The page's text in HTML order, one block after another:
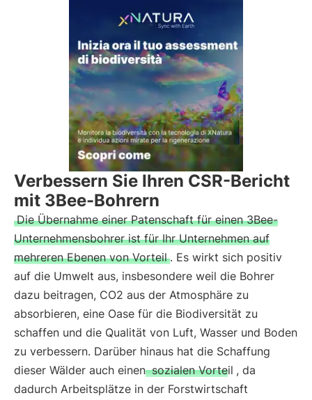
Verbessern Sie Ihren CSR-Bericht
mit 3Bee-Bohrern
Die Übernahme einer Patenschaft für einen 3Bee-
Unternehmensbohrer ist für Ihr Unternehmen auf
mehreren Ebenen von Vorteil . Es wirkt sich positiv
auf die Umwelt aus, insbesondere weil die Bohrer
dazu beitragen, CO2 aus der Atmosphäre zu
absorbieren, eine Oase für die Biodiversität zu
schaffen und die Qualität von Luft, Wasser und Boden
zu verbessern. Darüber hinaus hat die Schaffung
dieser Wälder auch einen sozialen Vorteil , da
dadurch Arbeitsplätze in der Forstwirtschaft